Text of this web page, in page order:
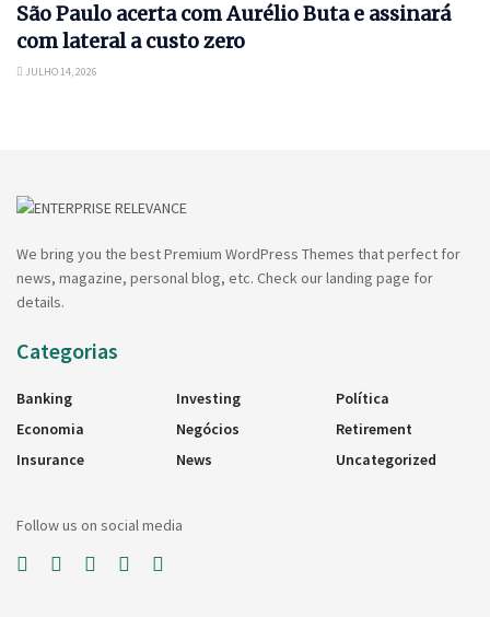
São Paulo acerta com Aurélio Buta e assinará
com lateral a custo zero
JULHO 14, 2026
We bring you the best Premium WordPress Themes that perfect for
news, magazine, personal blog, etc. Check our landing page for
details.
Categorias
Banking
Economia
Insurance
Investing
Negócios
News
Política
Retirement
Uncategorized
Follow us on social media